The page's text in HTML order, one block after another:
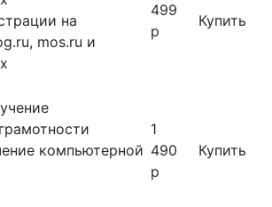
на
mos.ru и
499
р
Купить
компьютерной
1
490
р
Купить